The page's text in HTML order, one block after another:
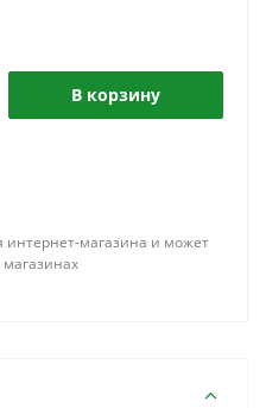
В корзину
интернет-магазина и может